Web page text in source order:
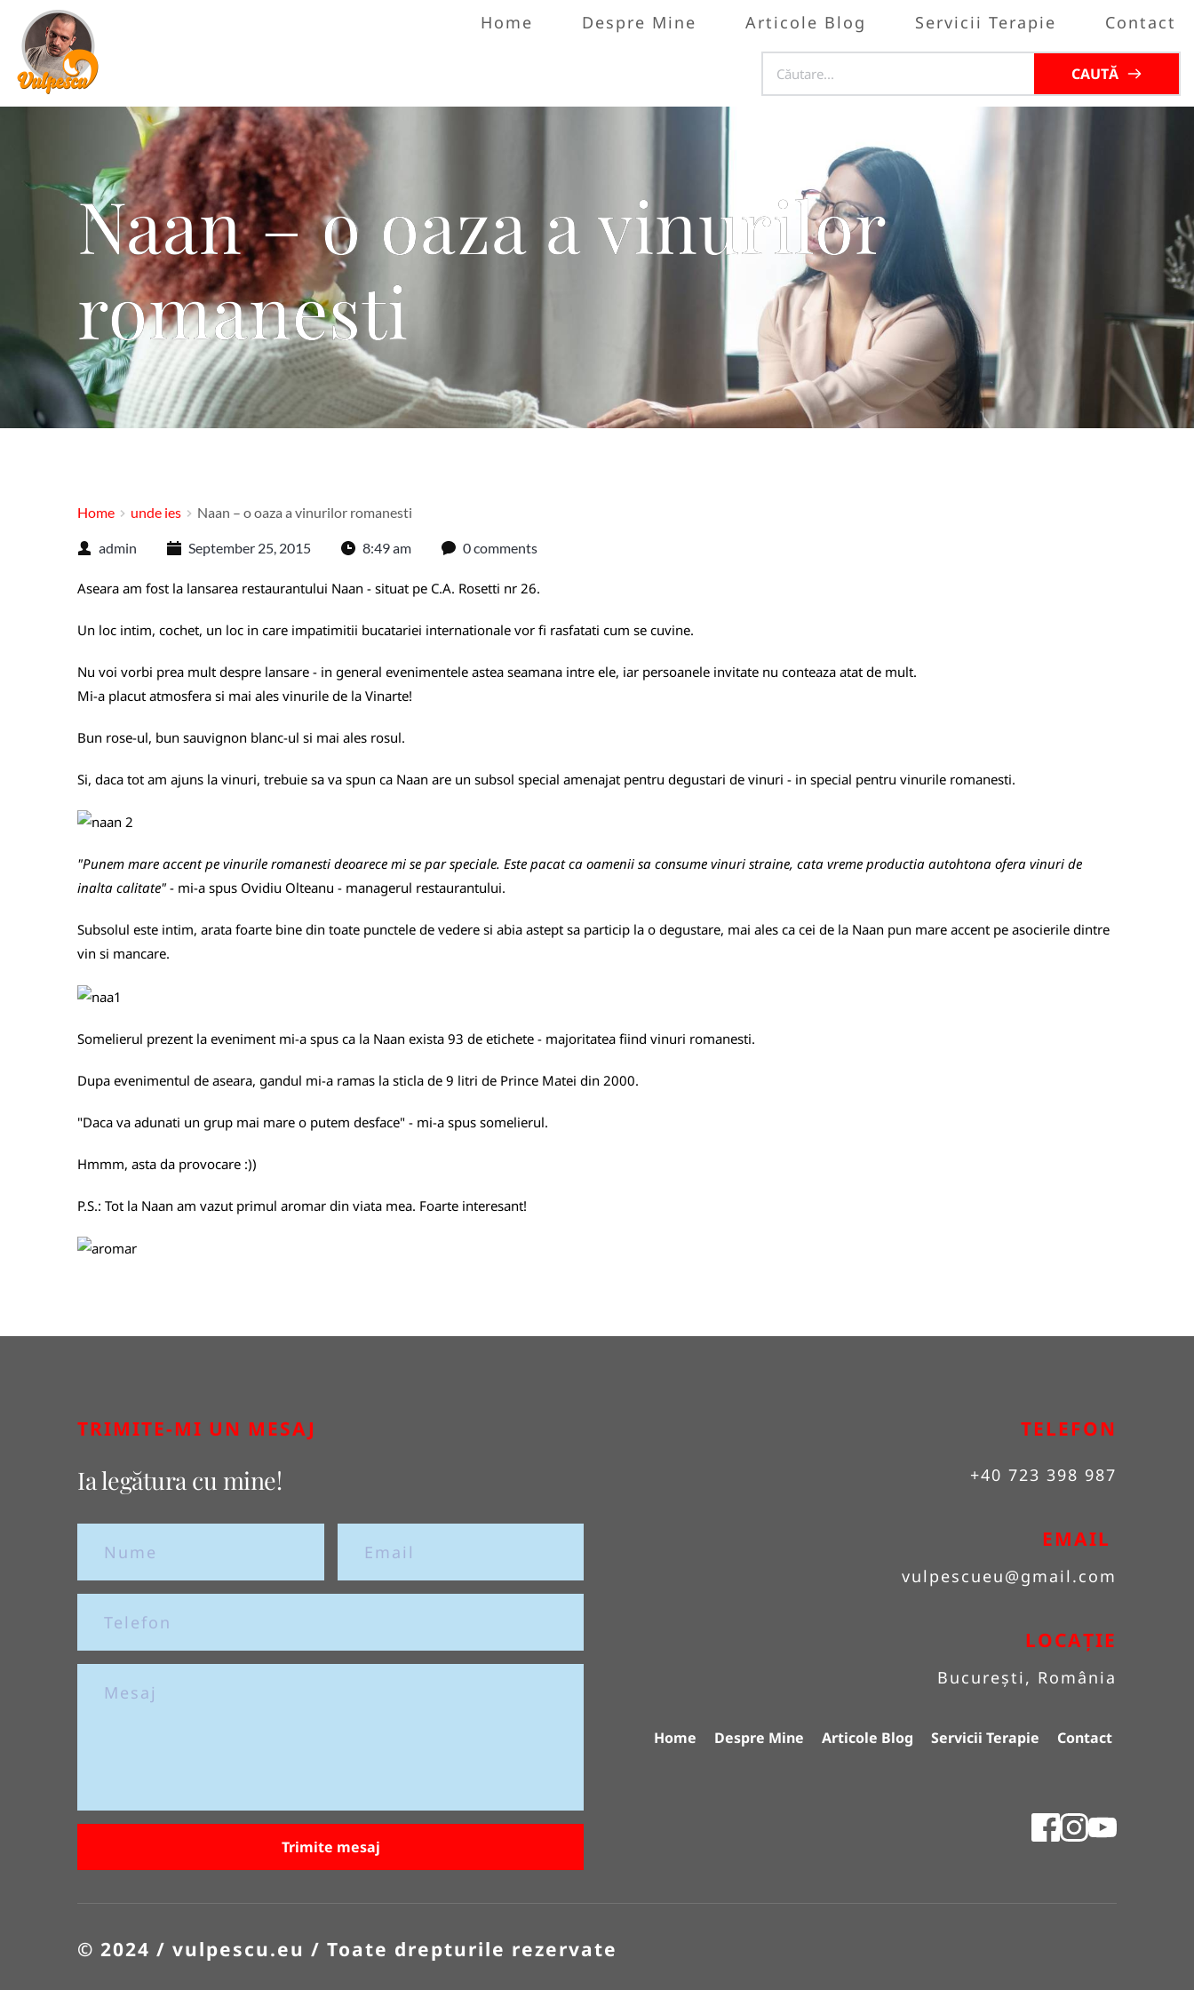
Home Despre Mine Articole Blog Servicii Terapie Contact
CAUTĂ
Naan – o oaza a vinurilor
romanesti
Home unde ies Naan – o oaza a vinurilor romanesti
admin September 25, 2015 8:49 am 0 comments
Aseara am fost la lansarea restaurantului Naan - situat pe C.A. Rosetti nr 26.
Un loc intim, cochet, un loc in care impatimitii bucatariei internationale vor fi rasfatati cum se cuvine.
Nu voi vorbi prea mult despre lansare - in general evenimentele astea seamana intre ele, iar persoanele invitate nu conteaza atat de mult.
Mi-a placut atmosfera si mai ales vinurile de la Vinarte!
Bun rose-ul, bun sauvignon blanc-ul si mai ales rosul.
Si, daca tot am ajuns la vinuri, trebuie sa va spun ca Naan are un subsol special amenajat pentru degustari de vinuri - in special pentru vinurile romanesti.
"Punem mare accent pe vinurile romanesti deoarece mi se par speciale. Este pacat ca oamenii sa consume vinuri straine, cata vreme productia autohtona ofera vinuri de
inalta calitate" - mi-a spus Ovidiu Olteanu - managerul restaurantului.
Subsolul este intim, arata foarte bine din toate punctele de vedere si abia astept sa particip la o degustare, mai ales ca cei de la Naan pun mare accent pe asocierile dintre
vin si mancare.
Somelierul prezent la eveniment mi-a spus ca la Naan exista 93 de etichete - majoritatea fiind vinuri romanesti.
Dupa evenimentul de aseara, gandul mi-a ramas la sticla de 9 litri de Prince Matei din 2000.
"Daca va adunati un grup mai mare o putem desface" - mi-a spus somelierul.
Hmmm, asta da provocare :))
P.S.: Tot la Naan am vazut primul aromar din viata mea. Foarte interesant!
TRIMITE-MI UN MESAJ
Ia legătura cu mine!
Trimite mesaj
TELEFON
+40 723 398 987
EMAIL
vulpescueu@gmail.com
LOCAȚIE
București, România
Home Despre Mine Articole Blog Servicii Terapie Contact
© 2024 / vulpescu.eu / Toate drepturile rezervate